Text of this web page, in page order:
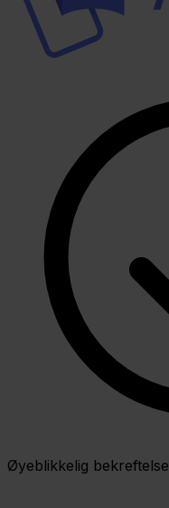
Øyeblikkelig bekreftelse